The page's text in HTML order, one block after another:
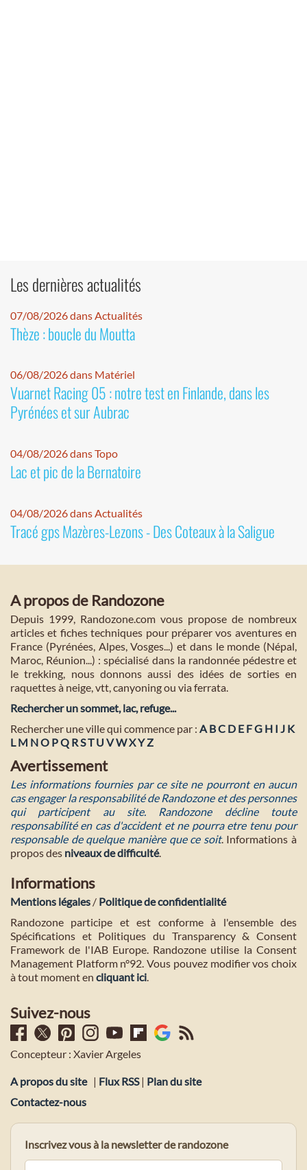
Les dernières actualités
07/08/2026 dans Actualités
Thèze : boucle du Moutta
06/08/2026 dans Matériel
Vuarnet Racing 05 : notre test en Finlande, dans les
Pyrénées et sur Aubrac
04/08/2026 dans Topo
Lac et pic de la Bernatoire
04/08/2026 dans Actualités
Tracé gps Mazères-Lezons - Des Coteaux à la Saligue
A propos de Randozone
Depuis 1999, Randozone.com vous propose de nombreux
articles et fiches techniques pour préparer vos aventures en
France (Pyrénées, Alpes, Vosges...) et dans le monde (Népal,
Maroc, Réunion...) : spécialisé dans la randonnée pédestre et
le trekking, nous donnons aussi des idées de sorties en
raquettes à neige, vtt, canyoning ou via ferrata.
Rechercher un sommet, lac, refuge...
Rechercher une ville qui commence par : A BC D E FG H I J K
L M NO PQ R ST U VWXY Z
Avertissement
Les informations fournies par ce site ne pourront en aucun
cas engager la responsabilité de Randozone et des personnes
qui participent au site. Randozone décline toute
responsabilité en cas d'accident et ne pourra etre tenu pour
responsable de quelque manière que ce soit. Informations à
propos des niveaux de difficulté.
Informations
Mentions légales / Politique de confidentialité
Randozone participe et est conforme à l'ensemble des
Spécifications et Politiques du Transparency & Consent
Framework de l'IAB Europe. Randozone utilise la Consent
Management Platform n°92. Vous pouvez modifier vos choix
à tout moment en cliquant ici
Suivez-nous
Concepteur : Xavier Argeles
A propos du site | Flux RSS| Plan du site
Contactez-nous
Inscrivez vous à la newsletter de randozone